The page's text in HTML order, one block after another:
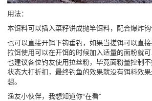
用法：
本饵料可以插入菜籽饼成抛竿饵料，配合爆炸钩
也可以直接开饵下钩垂钓，如果当搓饵可以直
拉饵使用可以在开饵的时候加入适量的面粉就
也建议各位钓友使用拉丝粉，毕竟面粉量控制
状态大打折扣，最终钓鱼的效果就没有饵料效
想。
渔友小伙伴，我想知道你“在看”